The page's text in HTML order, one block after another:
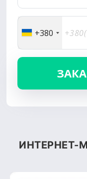
+380
ИНТЕРНЕТ-